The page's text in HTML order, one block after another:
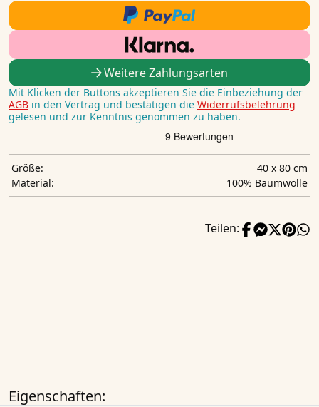
Weitere Zahlungsarten
Mit Klicken der Buttons akzeptieren Sie die Einbeziehung der
AGB in den Vertrag und bestätigen die Widerrufsbelehrung
gelesen und zur Kenntnis genommen zu haben.
Größe:
40 x 80 cm
Material:
100% Baumwolle
Teilen:
Eigenschaften: